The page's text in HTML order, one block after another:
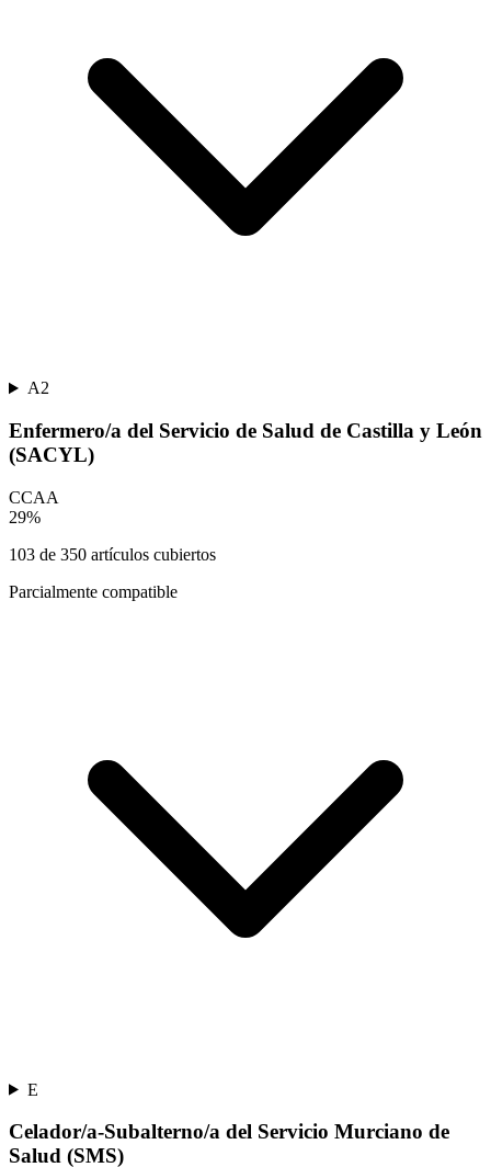
A2
Enfermero/a del Servicio de Salud de Castilla y León
(SACYL)
CCAA
29%
103 de 350 artículos cubiertos
Parcialmente compatible
E
Celador/a-Subalterno/a del Servicio Murciano de
Salud (SMS)